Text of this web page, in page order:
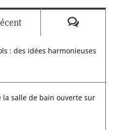
: des idées harmonieuses
la salle de bain ouverte sur